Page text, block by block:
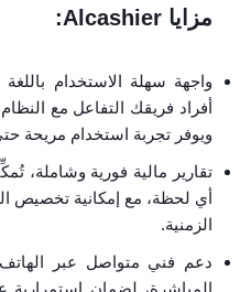
مزايا Alcashier:
واجهة سهلة الاستخدام
أفراد فريقك التفاعل مع
ويوفر تجربة استخدام مريحة
تقارير مالية فورية وشاملة،
أي لحظة، مع إمكانية تخصيص
الزمنية.
دعم فني متواصل عبر الهاتف،